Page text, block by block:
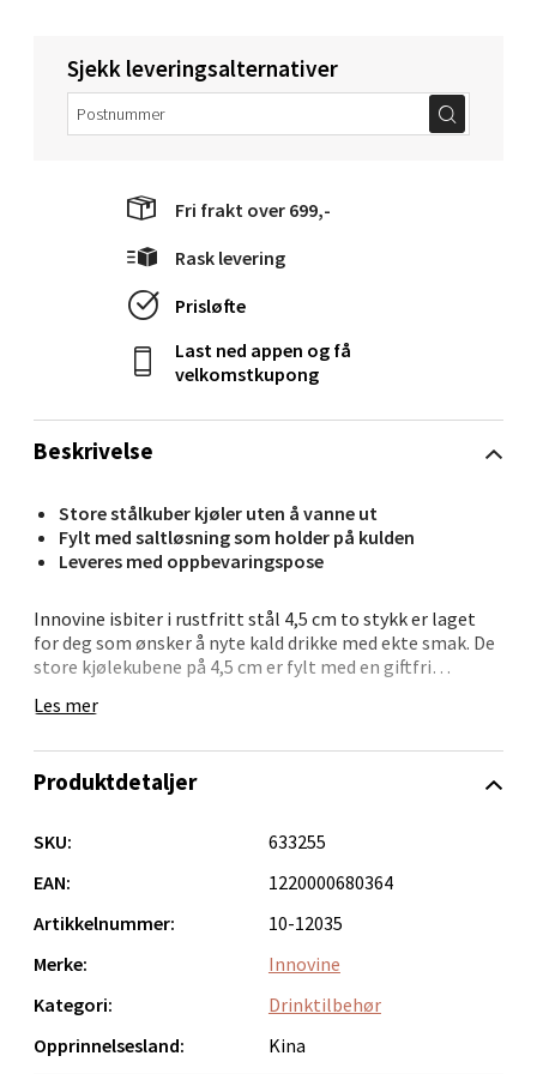
Beskrivelse
Store stålkuber kjøler uten å vanne ut
Fylt med saltløsning som holder på kulden
Leveres med oppbevaringspose
Innovine isbiter i rustfritt stål 4,5 cm to stykk er laget
for deg som ønsker å nyte kald drikke med ekte smak. De
store kjølekubene på 4,5 cm er fylt med en giftfri
uten at drikken vannes ut.
igjen. Medfølgende oppbevaringspose gjør dem enkle å
whisky, cocktails og annen nytelse.
• Bevarer smaken – kjøler uten utvanning
• 2 store kjølekuber á 4,5 cm
• Gjenbrukbare og hygieniske
• Praktisk oppbevaringspose følger med
• Ideell til fest, middag og kos
Et morsomt og funksjonelt alternativ til is – alltid klar
Les mer
Sjekk leveringsalternativer
Fri frakt over 699,-
Rask levering
Prisløfte
Last ned appen og få
velkomstkupong
Produktdetaljer
SKU:
633255
EAN:
1220000680364
Artikkelnummer:
10-12035
Merke:
Innovine
Kategori:
Drinktilbehør
Opprinnelsesland:
Kina
Torget 1, 6413 Molde
Åpent i dag 10-18
Narvik - Thon Senter Malmporten
Bolagsgata 1, 8514 Narvik
Åpent i dag 10-18
Velg
Bergen - Oasen Senter
Åpent i dag 10-18